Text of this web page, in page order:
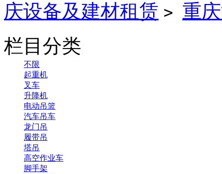
庆设备及建材租赁 > 重
栏目分类
不限
起重机
叉车
升降机
电动吊篮
汽车吊车
龙门吊
履带吊
塔吊
高空作业车
脚手架